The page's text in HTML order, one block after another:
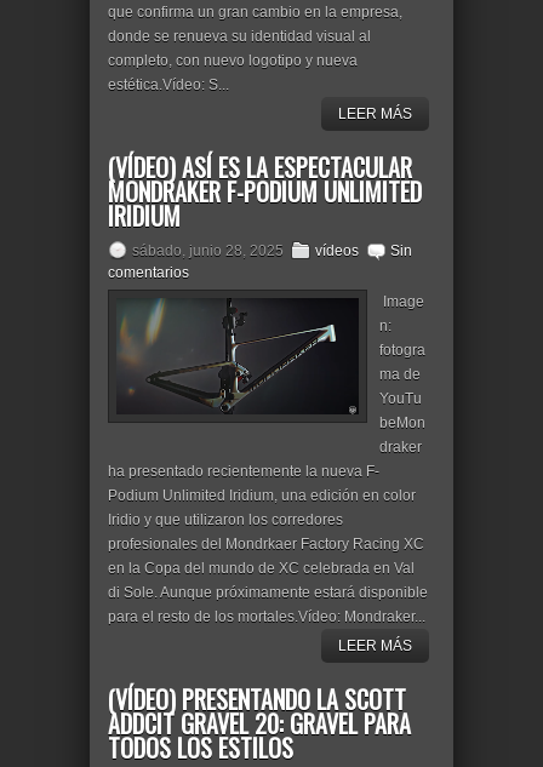
que confirma un gran cambio en la empresa,
donde se renueva su identidad visual al
completo, con nuevo logotipo y nueva
estética.Vídeo: S...
LEER MÁS
(VÍDEO) ASÍ ES LA ESPECTACULAR
MONDRAKER F-PODIUM UNLIMITED
IRIDIUM
sábado, junio 28, 2025 vídeos
Sin
comentarios
Image
n:
fotogra
ma de
YouTu
beMon
draker
ha presentado recientemente la nueva F-
Podium Unlimited Iridium, una edición en color
Iridio y que utilizaron los corredores
profesionales del Mondrkaer Factory Racing XC
en la Copa del mundo de XC celebrada en Val
di Sole. Aunque próximamente estará disponible
para el resto de los mortales.Vídeo: Mondraker...
LEER MÁS
(VÍDEO) PRESENTANDO LA SCOTT
ADDCIT GRAVEL 20: GRAVEL PARA
TODOS LOS ESTILOS